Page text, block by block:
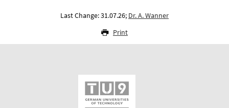
Last Change: 31.07.26; Dr. A. Wanner
Print